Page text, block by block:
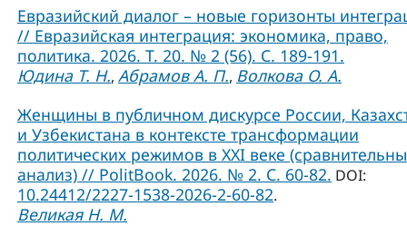
Евразийский диалог – новые горизонты
// Евразийская интеграция: экономика, право,
политика. 2026. Т. 20. № 2 (56). С. 189-191.
Юдина Т. Н., Абрамов А. П., Волкова О. А.
Женщины в публичном дискурсе России,
и Узбекистана в контексте трансформации
политических режимов в XXI веке
анализ) // PolitBook. 2026. № 2. С. 60-82. DOI:
10.24412/2227-1538-2026-2-60-82.
Великая Н. М.